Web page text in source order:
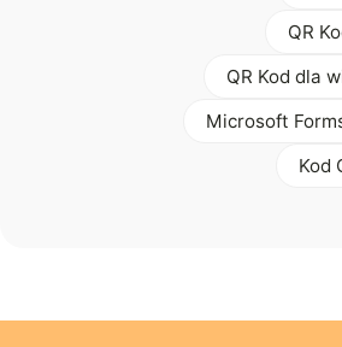
QR
QR Kod dla
Microsoft
Kod